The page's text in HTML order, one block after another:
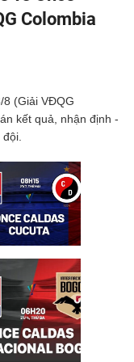
Colombia
8 (Giải VĐQG
kết quả, nhận định -